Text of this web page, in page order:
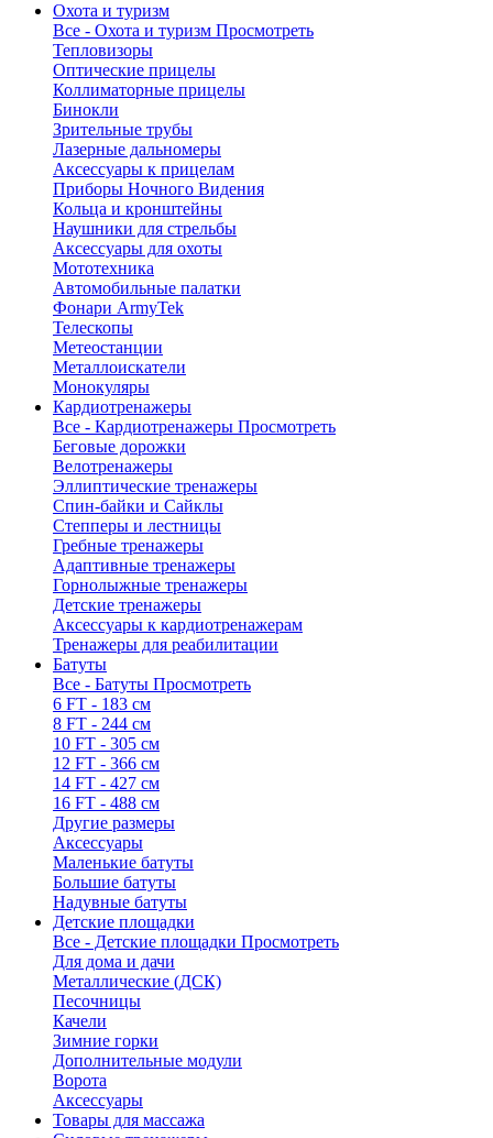
Охота и туризм
Все - Охота и туризм Просмотреть
Тепловизоры
Оптические прицелы
Коллиматорные прицелы
Бинокли
Зрительные трубы
Лазерные дальномеры
Аксессуары к прицелам
Приборы Ночного Видения
Кольца и кронштейны
Наушники для стрельбы
Аксессуары для охоты
Мототехника
Автомобильные палатки
Фонари ArmyTek
Телескопы
Метеостанции
Металлоискатели
Монокуляры
Кардиотренажеры
Все - Кардиотренажеры Просмотреть
Беговые дорожки
Велотренажеры
Эллиптические тренажеры
Спин-байки и Сайклы
Степперы и лестницы
Гребные тренажеры
Адаптивные тренажеры
Горнолыжные тренажеры
Детские тренажеры
Аксессуары к кардиотренажерам
Тренажеры для реабилитации
Батуты
Все - Батуты Просмотреть
6 FT - 183 см
8 FT - 244 см
10 FT - 305 см
12 FT - 366 см
14 FT - 427 см
16 FT - 488 см
Другие размеры
Аксессуары
Маленькие батуты
Большие батуты
Надувные батуты
Детские площадки
Все - Детские площадки Просмотреть
Для дома и дачи
Металлические (ДСК)
Песочницы
Качели
Зимние горки
Дополнительные модули
Ворота
Аксессуары
Товары для массажа